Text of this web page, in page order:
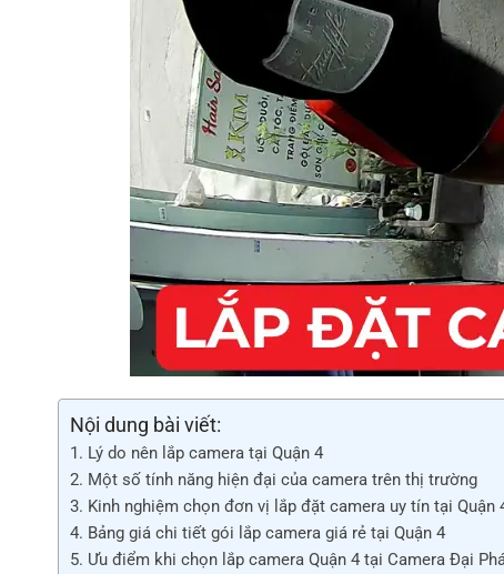
Nội dung bài viết:
1. Lý do nên lắp camera tại Quận 4
2. Một số tính năng hiện đại của camera trên thị trường
3. Kinh nghiệm chọn đơn vị lắp đặt camera uy tín tại Quận
4. Bảng giá chi tiết gói lắp camera giá rẻ tại Quận 4
5. Ưu điểm khi chọn lắp camera Quận 4 tại Camera Đại